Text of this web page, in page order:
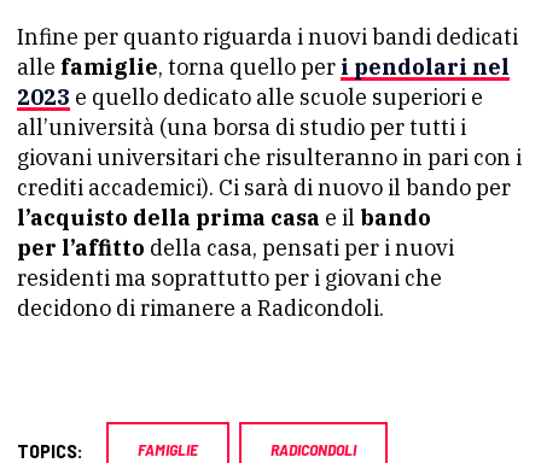
Infine per quanto riguarda i nuovi bandi dedicati
alle famiglie, torna quello per i pendolari nel
2023 e quello dedicato alle scuole superiori e
all’università (una borsa di studio per tutti i
giovani universitari che risulteranno in pari con i
crediti accademici). Ci sarà di nuovo il bando per
l’acquisto della prima casa e il bando
per l’affitto della casa, pensati per i nuovi
residenti ma soprattutto per i giovani che
decidono di rimanere a Radicondoli.
TOPICS: FAMIGLIE RADICONDOLI